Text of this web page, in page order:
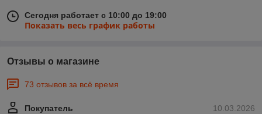
Сегодня работает с 10:00 до 19:00
Показать весь график работы
Отзывы о магазине
73 отзывов за всё время
10.03.2026
Покупатель